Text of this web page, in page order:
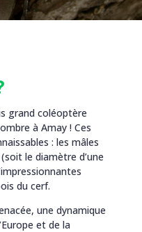
grand coléoptère
à Amay ! Ces
: les mâles
le diamètre d’une
du cerf.
une dynamique
et de la